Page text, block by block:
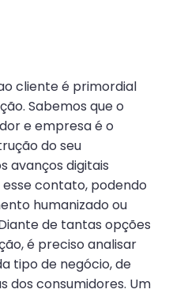
cliente é primordial
Sabemos que o
e empresa é o
do seu
avanços digitais
contato, podendo
humanizado ou
de tantas opções
é preciso analisar
tipo de negócio, de
dos consumidores. Um